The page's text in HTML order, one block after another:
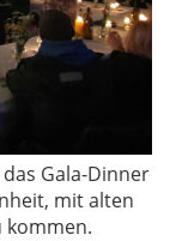
Gala-Dinner
mit alten
kommen.